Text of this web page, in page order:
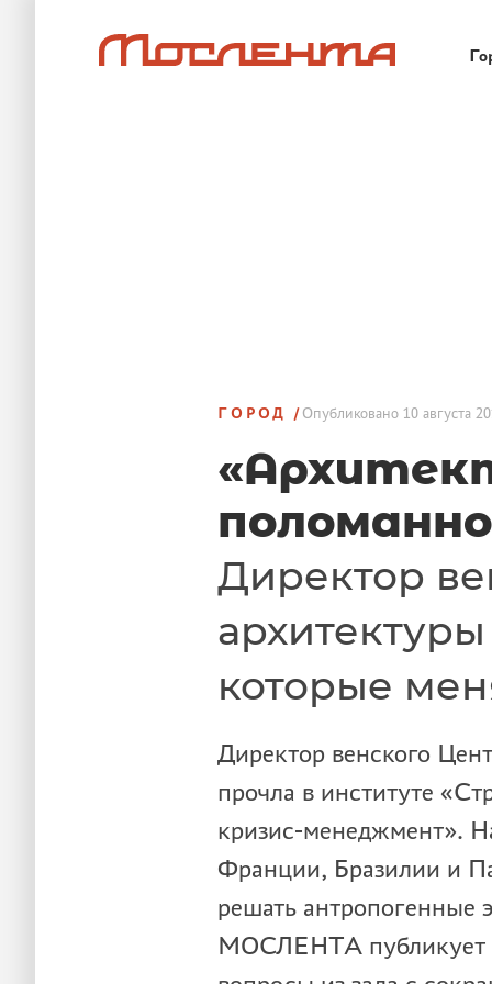
ГОРОД Опубликовано 10 августа
Директор
которые
Директор венского
прочла в институте
кризис-менеджмент».
Франции, Бразилии и
решать антропогенные
МОСЛЕНТА публикует